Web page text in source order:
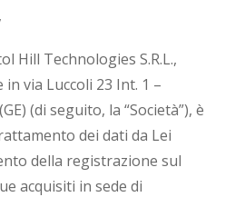
Hill Technologies S.R.L.,
in via Luccoli 23 Int. 1 –
(di seguito, la “Società”), è
dei dati da Lei
della registrazione sul
acquisiti in sede di